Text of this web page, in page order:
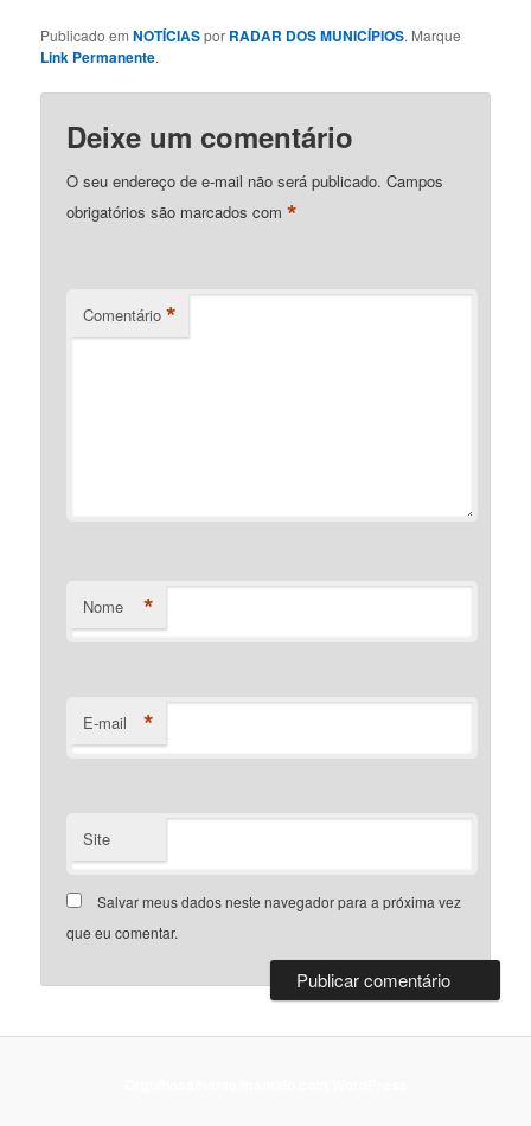
Publicado emNOTÍCIASpor RADAR DOS MUNICÍPIOS. Marque
Link Permanente.
Deixe um comentário
O seu endereço de e-mail não será publicado. Campos
obrigatórios são marcados com*
Comentário *
Nome *
E-mail *
Site
Salvar meus dados neste navegador para a próxima vez
que eu comentar.